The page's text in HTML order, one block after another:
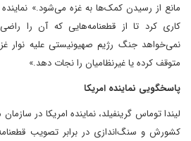
مانع از رسیدن کمک‌ها به غزه می‌شود.»
کاری کرد تا از قطعنامه‌هایی که آن را
نمی‌خواهد جنگ رژیم صهیونیستی علیه نوار
متوقف کرده یا غیرنظامیان را نجات دهد.»
پاسخگویی نماینده امریکا
لیندا توماس گرینفیلد، نماینده امریکا در
کشورش و سنگ‌اندازی در برابر تصویب